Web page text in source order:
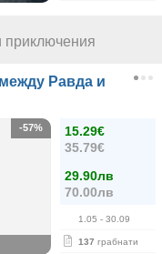
Равда и
15.29€
35.79€
29.90лв
70.00лв
1.05 - 30.09
137 грабнати
-57%